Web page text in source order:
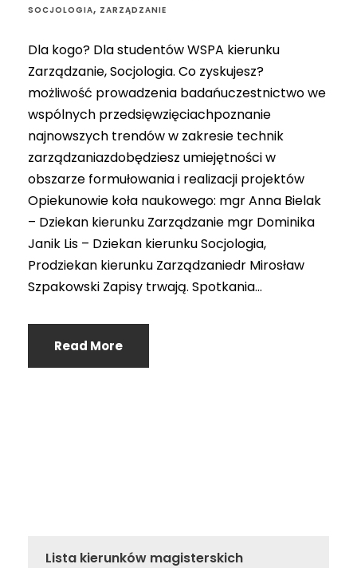
SOCJOLOGIA, ZARZĄDZANIE
Dla kogo? Dla studentów WSPA kierunku
Zarządzanie, Socjologia. Co zyskujesz?
możliwość prowadzenia badańuczestnictwo we
wspólnych przedsięwzięciachpoznanie
najnowszych trendów w zakresie technik
zarządzaniazdobędziesz umiejętności w
obszarze formułowania i realizacji projektów
Opiekunowie koła naukowego: mgr Anna Bielak
– Dziekan kierunku Zarządzanie mgr Dominika
Janik Lis – Dziekan kierunku Socjologia,
Prodziekan kierunku Zarządzaniedr Mirosław
Szpakowski Zapisy trwają. Spotkania...
Read More
Lista kierunków magisterskich